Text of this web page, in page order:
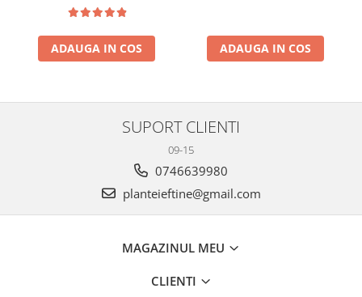
ADAUGA IN COS ADAUGA IN COS
SUPORT CLIENTI
09-15
0746639980
planteieftine@gmail.com
MAGAZINUL MEU
CLIENTI